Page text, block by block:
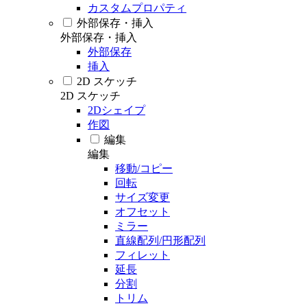
カスタムプロパティ
外部保存・挿入
外部保存・挿入
外部保存
挿入
2D スケッチ
2D スケッチ
2Dシェイプ
作図
編集
編集
移動/コピー
回転
サイズ変更
オフセット
ミラー
直線配列/円形配列
フィレット
延長
分割
トリム